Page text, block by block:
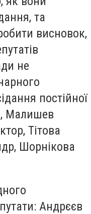
та
висновок,
не
постійної
Малишев
Тітова
Шорнікова
Андрєєв